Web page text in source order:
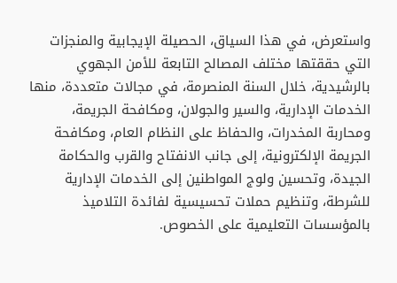
واستعرض، في هذا السياق، الحصيلة الإيجابية والمنجزات
التي حققتها مختلف المصالح التابعة للأمن الجهوي
بالرشيدية، خلال السنة المنصرمة، في مجالات متعددة، منها
الخدمات الإدارية، والسير والجولان، ومكافحة الجريمة،
ومحاربة المخدرات، والحفاظ على النظام العام، ومكافحة
الجريمة الإلكترونية، إلى جانب الانفتاح والقرب والحكامة
الجيدة، وتحسين ولوج المواطنين إلى الخدمات الإدارية
للشرطة، وتنظيم حملات تحسيسية لفائدة التلاميذ
بالمؤسسات التعليمية على الخصوص.